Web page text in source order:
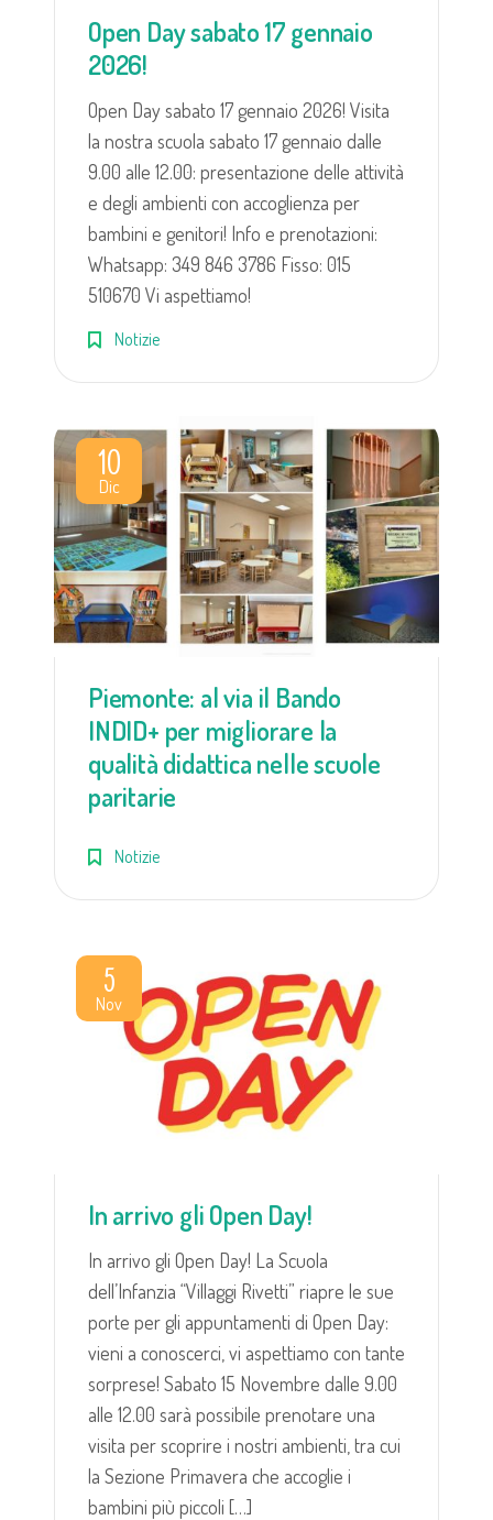
Open Day sabato 17 gennaio
2026!
Open Day sabato 17 gennaio 2026! Visita
la nostra scuola sabato 17 gennaio dalle
9.00 alle 12.00: presentazione delle attività
e degli ambienti con accoglienza per
bambini e genitori! Info e prenotazioni:
Whatsapp: 349 846 3786 Fisso: 015
510670 Vi aspettiamo!
Notizie
10
Dic
Piemonte: al via il Bando
INDID+ per migliorare la
qualità didattica nelle scuole
paritarie
Notizie
5
Nov
In arrivo gli Open Day!
In arrivo gli Open Day! La Scuola
dell’Infanzia “Villaggi Rivetti” riapre le sue
porte per gli appuntamenti di Open Day:
vieni a conoscerci, vi aspettiamo con tante
sorprese! Sabato 15 Novembre dalle 9.00
alle 12.00 sarà possibile prenotare una
visita per scoprire i nostri ambienti, tra cui
la Sezione Primavera che accoglie i
bambini più piccoli […]